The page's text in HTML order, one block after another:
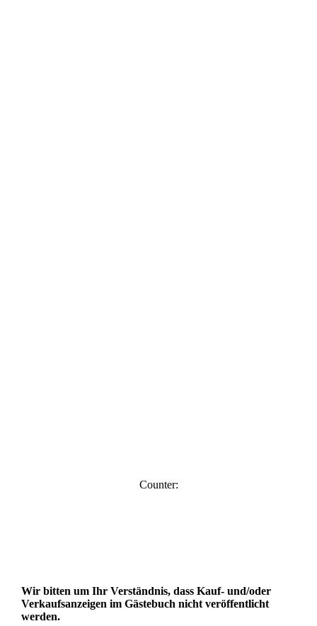
Counter:
Wir bitten um Ihr Verständnis, dass Kauf- und/oder
Verkaufsanzeigen im Gästebuch nicht veröffentlicht
werden.